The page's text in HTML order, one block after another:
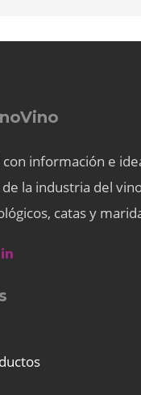
información e
la industria del
catas y